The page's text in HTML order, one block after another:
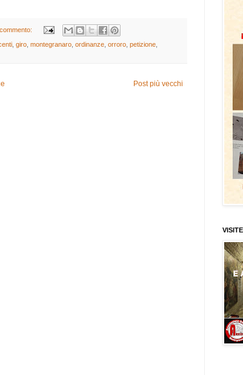
giro montegranaro ordinanze orroro petizione
Post più vecchi
VISITE